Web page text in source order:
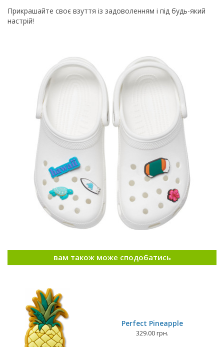
Прикрашайте своє взуття із задоволенням і під будь-який
настрій!
вам також може сподобатись
Perfect Pineapple
329.00 грн.